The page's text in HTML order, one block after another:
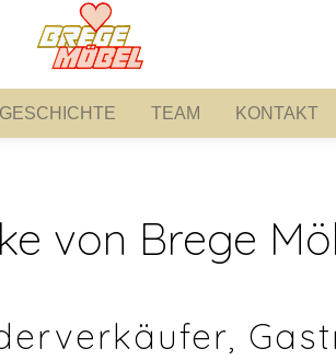
TEAM KONTAKT
von Brege